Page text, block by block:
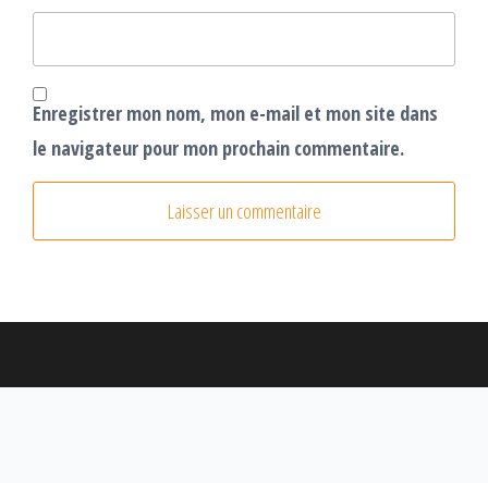
Enregistrer mon nom, mon e-mail et mon site dans
le navigateur pour mon prochain commentaire.